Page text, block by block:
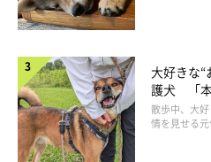
いぬのきもちweb
当然、自分用に買ってもらったと
いました。
大好きな
護犬 「本
表情にほ
散歩中、大
情を見せる